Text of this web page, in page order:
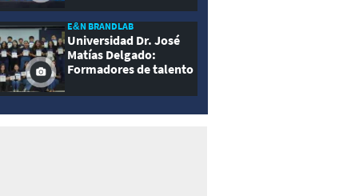
E&N BRANDLAB
Universidad Dr. José
Matías Delgado:
Formadores de talento